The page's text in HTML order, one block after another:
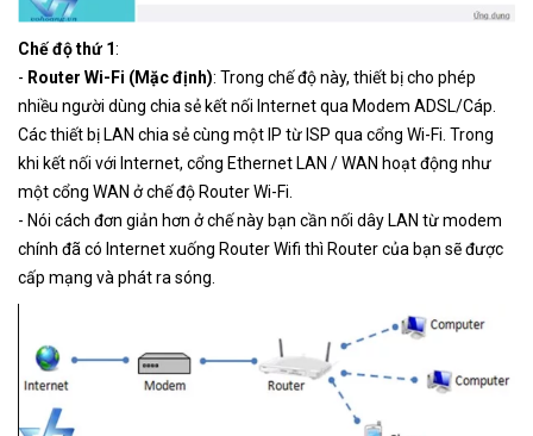
Chế độ thứ 1:
- Router Wi-Fi (Mặc định): Trong chế độ này, thiết bị cho phép
nhiều người dùng chia sẻ kết nối Internet qua Modem ADSL/Cáp.
Các thiết bị LAN chia sẻ cùng một IP từ ISP qua cổng Wi-Fi. Trong
khi kết nối với Internet, cổng Ethernet LAN / WAN hoạt động như
một cổng WAN ở chế độ Router Wi-Fi.
- Nói cách đơn giản hơn ở chế này bạn cần nối dây LAN từ modem
chính đã có Internet xuống Router Wifi thì Router của bạn sẽ được
cấp mạng và phát ra sóng.